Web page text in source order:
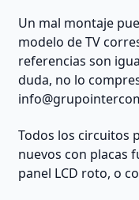
Un mal montaje
modelo de TV
referencias son
duda, no lo
Todos los circuitos
nuevos con placas
panel LCD roto, o